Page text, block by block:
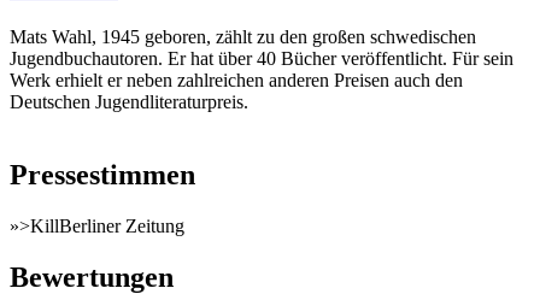
Mats Wahl, 1945 geboren, zählt zu den großen schwedischen
Jugendbuchautoren. Er hat über 40 Bücher veröffentlicht. Für sein
Werk erhielt er neben zahlreichen anderen Preisen auch den
Deutschen Jugendliteraturpreis.
Pressestimmen
»>KillBerliner Zeitung
Bewertungen